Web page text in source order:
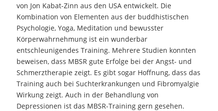
von Jon Kabat-Zinn aus den USA entwickelt. Die
Kombination von Elementen aus der buddhistischen
Psychologie, Yoga, Meditation und bewusster
Körperwahrnehmung ist ein wunderbar
entschleunigendes Training. Mehrere Studien konnten
beweisen, dass MBSR gute Erfolge bei der Angst- und
Schmerztherapie zeigt. Es gibt sogar Hoffnung, dass das
Training auch bei Suchterkrankungen und Fibromyalgie
Wirkung zeigt. Auch in der Behandlung von
Depressionen ist das MBSR-Training gern gesehen.